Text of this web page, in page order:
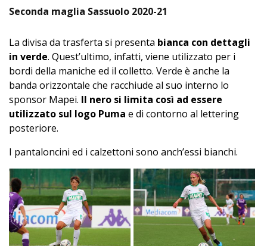
Seconda maglia Sassuolo 2020-21
La divisa da trasferta si presenta bianca con dettagli
in verde. Quest’ultimo, infatti, viene utilizzato per i
bordi della maniche ed il colletto. Verde è anche la
banda orizzontale che racchiude al suo interno lo
sponsor Mapei. Il nero si limita così ad essere
utilizzato sul logo Puma e di contorno al lettering
posteriore.
I pantaloncini ed i calzettoni sono anch’essi bianchi.